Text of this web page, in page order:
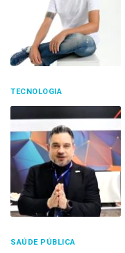
TECNOLOGIA
SAÚDE PÚBLICA